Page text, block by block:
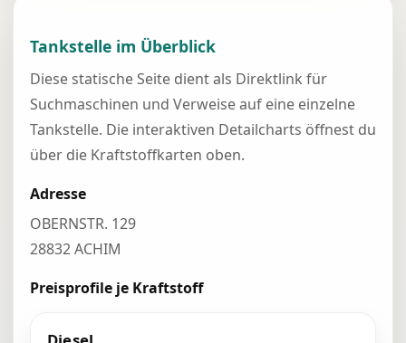
Tankstelle im Überblick
Diese statische Seite dient als Direktlink für
Suchmaschinen und Verweise auf eine einzelne
Tankstelle. Die interaktiven Detailcharts öffnest du
über die Kraftstoffkarten oben.
Adresse
OBERNSTR. 129
28832 ACHIM
Preisprofile je Kraftstoff